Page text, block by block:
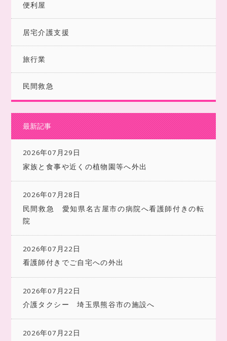
便利屋
居宅介護支援
旅行業
民間救急
最新記事
2026年07月29日
家族と食事や近くの植物園等へ外出
2026年07月28日
民間救急 愛知県名古屋市の病院へ看護師付きの転
院
2026年07月22日
看護師付きでご自宅への外出
2026年07月22日
介護タクシー 埼玉県熊谷市の施設へ
2026年07月22日